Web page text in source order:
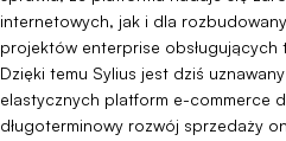
internetowych, jak i dla
projektów enterprise obsługujących
Dzięki temu Sylius jest dziś
elastycznych platform e-commerce
długoterminowy rozwój sprzedaży